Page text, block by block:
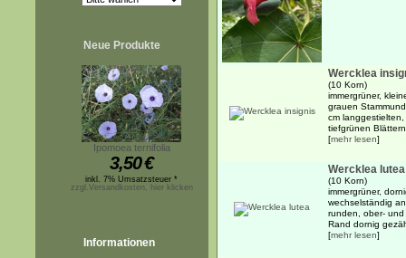
Neue Produkte
Ipomoea ternifolia
3,50€
inkl. 7% Umsatzsteuer *
zzgl.Versandkosten, hier klicken
Informationen
Wercklea
(10 Korn)
immergrüner,
grauen
cm
tiefgrünen
[mehr lesen]
Wercklea lutea
(10 Korn)
immergrüner,
wechselständig
runden, ober-
Rand dornig
[mehr lesen]